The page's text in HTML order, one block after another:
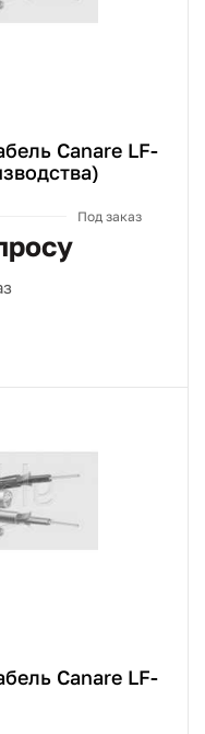
Canare LF-
Под заказ
Canare LF-